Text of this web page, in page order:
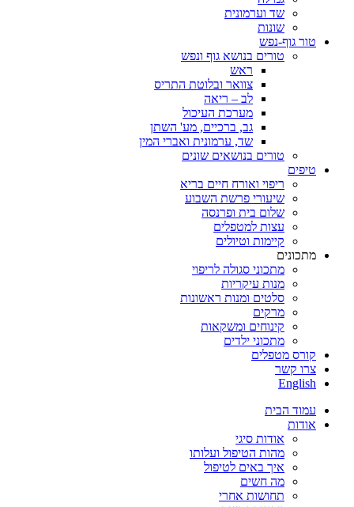
שד וערמונית
שונות
טור גוף-נפש
טורים בנושא גוף ונפש
ראש
צוואר ובלוטת התריס
לב – ריאה
מערכת העיכול
גב, ברכיים, מע' השתן
שד, ערמונית ואברי המין
טורים בנושאים שונים
טיפים
ריפוי ואורח חיים בריא
שיעורי פרשת השבוע
שלום בית ופרנסה
עצות למטפלים
קיימות וטיולים
מתכונים
מתכוני סגולה לריפוי
מנות עיקריות
סלטים ומנות ראשונות
מרקים
קינוחים ומשקאות
מתכוני ילדים
קורס מטפלים
צרו קשר
English
עמוד הבית
אודות
אודות סיגי
מהות הטיפול ועלותו
איך באים לטיפול
מה חשים
תחושות אחרי